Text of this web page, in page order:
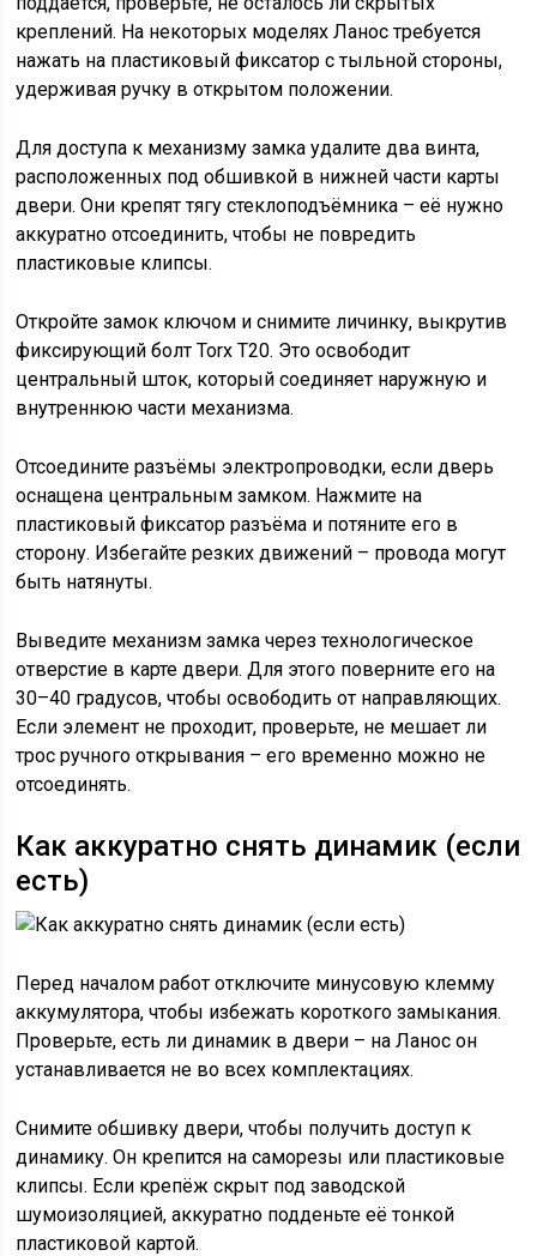
креплений. На некоторых моделях Ланос требуется
нажать на пластиковый фиксатор с тыльной стороны,
удерживая ручку в открытом положении.
Для доступа к механизму замка удалите два винта,
расположенных под обшивкой в нижней части карты
двери. Они крепят тягу стеклоподъёмника – её нужно
аккуратно отсоединить, чтобы не повредить
пластиковые клипсы.
Откройте замок ключом и снимите личинку, выкрутив
фиксирующий болт Torx T20. Это освободит
центральный шток, который соединяет наружную и
внутреннюю части механизма.
Отсоедините разъёмы электропроводки, если дверь
оснащена центральным замком. Нажмите на
пластиковый фиксатор разъёма и потяните его в
сторону. Избегайте резких движений – провода могут
быть натянуты.
Выведите механизм замка через технологическое
отверстие в карте двери. Для этого поверните его на
30–40 градусов, чтобы освободить от направляющих.
Если элемент не проходит, проверьте, не мешает ли
трос ручного открывания – его временно можно не
отсоединять.
Как аккуратно снять динамик (если
есть)
Перед началом работ отключите минусовую клемму
аккумулятора, чтобы избежать короткого замыкания.
Проверьте, есть ли динамик в двери – на Ланос он
устанавливается не во всех комплектациях.
Снимите обшивку двери, чтобы получить доступ к
динамику. Он крепится на саморезы или пластиковые
клипсы. Если крепёж скрыт под заводской
шумоизоляцией, аккуратно подденьте её тонкой
пластиковой картой.